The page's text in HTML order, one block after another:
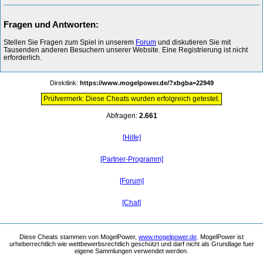
Fragen und Antworten:
Stellen Sie Fragen zum Spiel in unserem Forum und diskutieren Sie mit
Tausenden anderen Besuchern unserer Website. Eine Registrierung ist nicht
erforderlich.
Direktlink: https://www.mogelpower.de/?xbgba=22949
Prüfvermerk: Diese Cheats wurden erfolgreich getestet.
Abfragen: 2.661
[Hilfe]
[Partner-Programm]
[Forum]
[Chat]
Diese Cheats stammen von MogelPower, www.mogelpower.de . MogelPower ist
urheberrechtlich wie wettbewerbsrechtlich geschützt und darf nicht als Grundlage fuer
eigene Sammlungen verwendet werden.